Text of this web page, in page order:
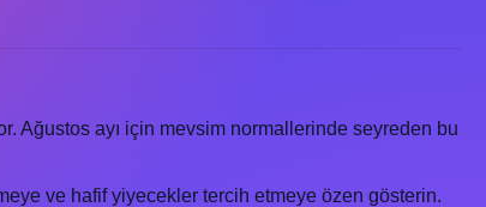
Ağustos ayı için mevsim normallerinde seyreden bu
ve hafif yiyecekler tercih etmeye özen gösterin.